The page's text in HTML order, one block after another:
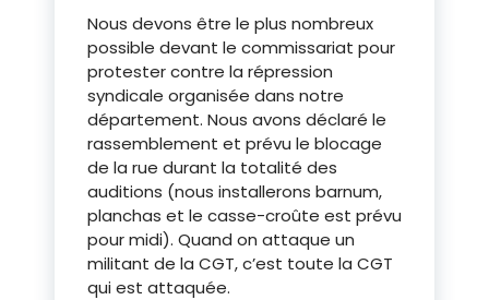
Nous devons être le plus nombreux
possible devant le commissariat pour
protester contre la répression
syndicale organisée dans notre
département. Nous avons déclaré le
rassemblement et prévu le blocage
de la rue durant la totalité des
auditions (nous installerons barnum,
planchas et le casse-croûte est prévu
pour midi). Quand on attaque un
militant de la CGT, c’est toute la CGT
qui est attaquée.